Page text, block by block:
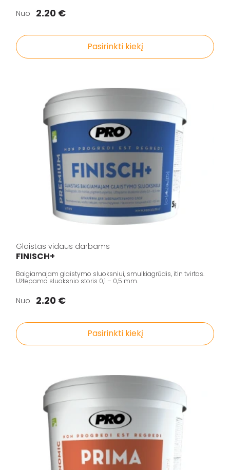
Nuo 2.20 €
Pasirinkti kiekį
Glaistas vidaus darbams
FINISCH+
Baigiamajam glaistymo sluoksniui, smulkiagrūdis, itin tvirtas.
Užtepamo sluoksnio storis 0,1 – 0,5 mm.
Nuo 2.20 €
Pasirinkti kiekį